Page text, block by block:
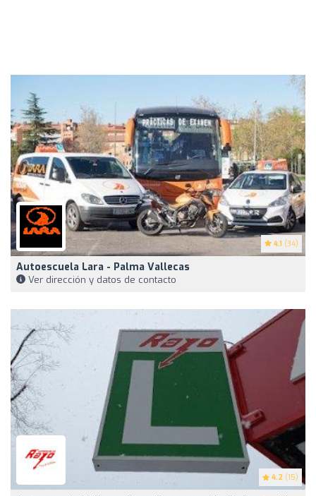
4.1 (34)
Autoescuela Lara - Palma Vallecas
Ver dirección y datos de contacto
4.2 (15)